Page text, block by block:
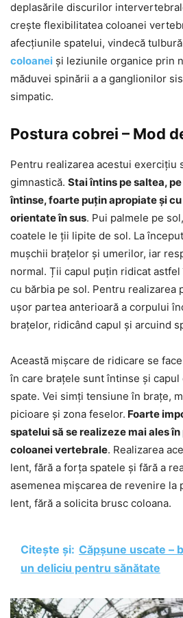
deplasările discurilor
crește flexibilitatea coloanei
afecțiunile spatelui, vindecă
coloanei și leziunile organice prin
măduvei spinării a a ganglionilor
simpatic.
Postura cobrei – Mod
Pentru realizarea acestui exercițiu
gimnastică. Stai întins pe saltea,
întinse, foarte puțin apropiate și
orientate în sus. Pui palmele pe
coatele le ții lipite de sol. La
mușchii brațelor și umerilor, iar
normal. Ții capul puțin ridicat
cu bărbia pe sol. Pentru realizarea
ușor partea anterioară a corpului
brațelor, ridicând capul și arcuind
Această mișcare de ridicare se
în care brațele sunt întinse și capul
spate. Vei simți tensiune în brațe,
picioare și zona feselor. Foarte
spatelui să se realizeze mai ales
coloanei vertebrale. Realizarea
lent, fără a forța spatele și fără a
asemenea mișcarea de revenire la
lent, fără a solicita brusc coloana.
Citește și: Căpșune uscate –
un deliciu pentru sănătate